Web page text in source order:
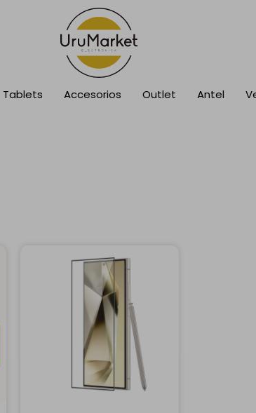
Tablets Accesorios Outlet Antel